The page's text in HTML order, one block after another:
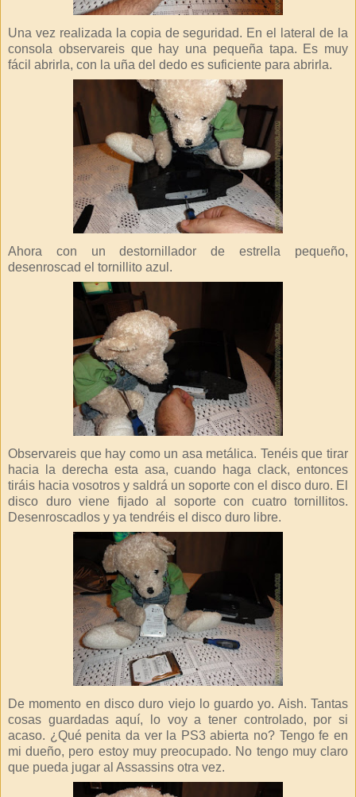
Una vez realizada la copia de seguridad. En el lateral de la
consola observareis que hay una pequeña tapa. Es muy
fácil abrirla, con la uña del dedo es suficiente para abrirla.
Ahora con un destornillador de estrella pequeño,
desenroscad el tornillito azul.
Observareis que hay como un asa metálica. Tenéis que tirar
hacia la derecha esta asa, cuando haga clack, entonces
tiráis hacia vosotros y saldrá un soporte con el disco duro. El
disco duro viene fijado al soporte con cuatro tornillitos.
Desenroscadlos y ya tendréis el disco duro libre.
De momento en disco duro viejo lo guardo yo. Aish. Tantas
cosas guardadas aquí, lo voy a tener controlado, por si
acaso. ¿Qué penita da ver la PS3 abierta no? Tengo fe en
mi dueño, pero estoy muy preocupado. No tengo muy claro
que pueda jugar al Assassins otra vez.